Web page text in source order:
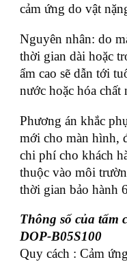
cảm ứng do vật
Nguyên nhân: do
thời gian dài hoặc
ẩm cao sẽ dẫn tới
nước hoặc hóa chất
Phương án khắc
mới cho màn hình,
chi phí cho khách
thuộc vào môi
thời gian bảo hành
Thông số của tấm
DOP-B05S100
Quy cách : Cảm